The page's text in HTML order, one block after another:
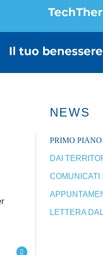
NEWS
PRIMO PIANO
DAI
COMUNICATI
LETTERA